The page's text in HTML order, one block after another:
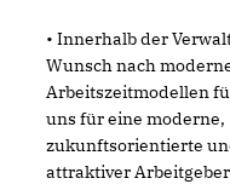
• Innerhalb der
Wunsch nach
Arbeitszeitmodellen
uns für eine moderne,
zukunftsorientierte
attraktiver